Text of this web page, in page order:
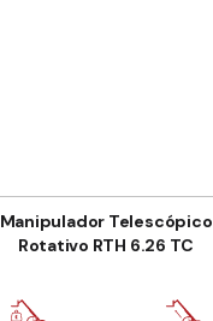
Manipulador Telescópico
Rotativo RTH 6.26 TC